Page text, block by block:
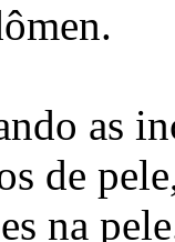
as
de
na